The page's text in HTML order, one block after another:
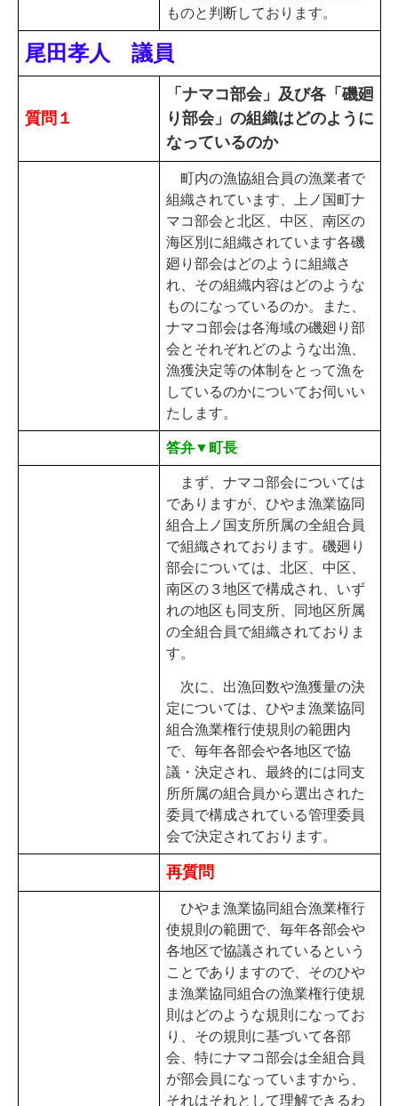
ものと判断しております。
尾田孝人 議員
質問１
「ナマコ部会」及び各「磯廻
り部会」の組織はどのように
なっているのか
町内の漁協組合員の漁業者で
組織されています、上ノ国町ナ
マコ部会と北区、中区、南区の
海区別に組織されています各磯
廻り部会はどのように組織さ
れ、その組織内容はどのような
ものになっているのか。また、
ナマコ部会は各海域の磯廻り部
会とそれぞれどのような出漁、
漁獲決定等の体制をとって漁を
しているのかについてお伺いい
たします。
答弁▼町長
まず、ナマコ部会については
でありますが、ひやま漁業協同
組合上ノ国支所所属の全組合員
で組織されております。磯廻り
部会については、北区、中区、
南区の３地区で構成され、いず
れの地区も同支所、同地区所属
の全組合員で組織されておりま
す。
次に、出漁回数や漁獲量の決
定については、ひやま漁業協同
組合漁業権行使規則の範囲内
で、毎年各部会や各地区で協
議・決定され、最終的には同支
所所属の組合員から選出された
委員で構成されている管理委員
会で決定されております。
再質問
ひやま漁業協同組合漁業権行
使規則の範囲で、毎年各部会や
各地区で協議されているという
ことでありますので、そのひや
ま漁業協同組合の漁業権行使規
則はどのような規則になってお
り、その規則に基づいて各部
会、特にナマコ部会は全組合員
が部会員になっていますから、
それはそれとして理解できるわ